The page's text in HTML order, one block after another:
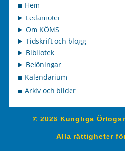
Hem
Ledamöter
Om KÖMS
Tidskrift och blogg
Bibliotek
Belöningar
Kalendarium
Arkiv och bilder
© 2026 Kungliga
Alla rättigheter